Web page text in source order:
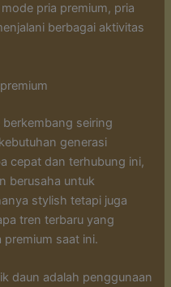
pria premium, pria
berbagai aktivitas
seiring
generasi
cepat dan terhubung ini,
berusaha untuk
stylish tetapi juga
tren terbaru yang
saat ini.
daun adalah penggunaan